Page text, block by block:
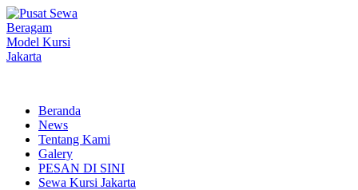
Lewati
ke
konten
Beranda
News
Tentang Kami
Galery
PESAN DI SINI
Sewa Kursi Jakarta